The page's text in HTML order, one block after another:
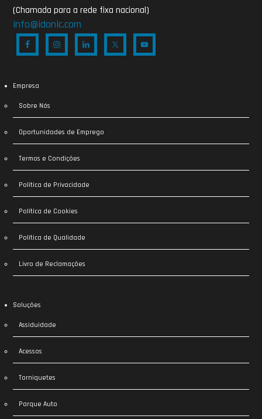
(Chamada para a rede fixa nacional)
info@idonic.com
Empresa
Sobre Nós
Oportunidades de Emprego
Termos e Condições
Política de Privacidade
Política de Cookies
Política de Qualidade
Livro de Reclamações
Soluções
Assiduidade
Acessos
Torniquetes
Parque Auto